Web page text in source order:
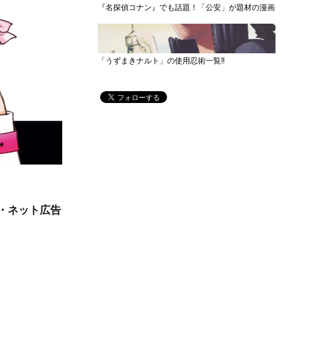
ネット広告
『名探偵コナン』でも話題！「公安」が題材の漫画
「うずまきナルト」の使用忍術一覧‼